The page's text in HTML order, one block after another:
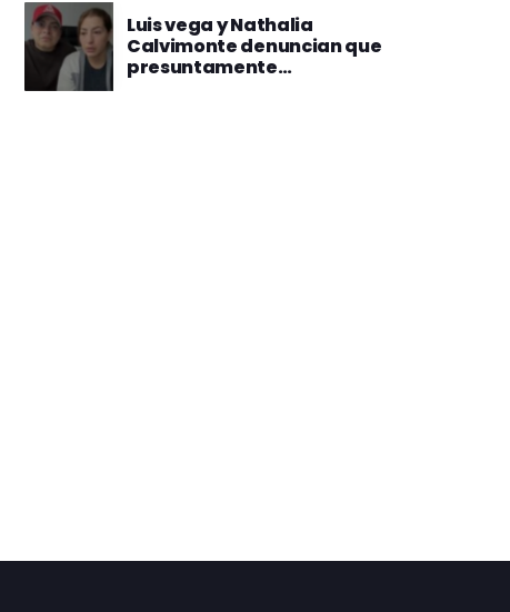
Luis vega y Nathalia
Calvimonte denuncian que
presuntamente